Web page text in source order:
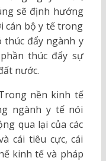
sẽ định hướng
cán bộ y tế trong
đẩy ngành y
thúc đẩy sự
nước.
nền kinh tế
ngành y tế nói
qua lại của các
cái tiêu cực, cái
kinh tế và pháp